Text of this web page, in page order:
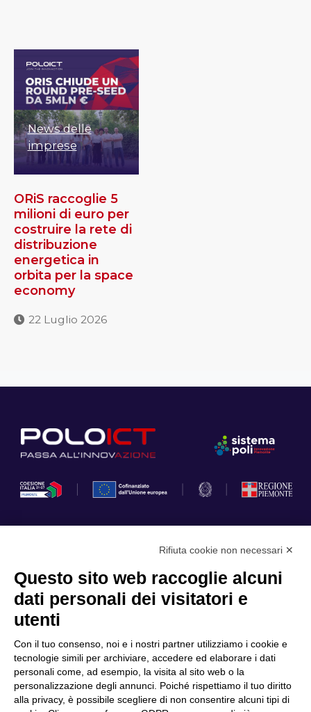
News delle
imprese
ORiS raccoglie 5
milioni di euro per
costruire la rete di
distribuzione
energetica in
orbita per la space
economy
22 Luglio 2026
Cookie Policy
Scopri il Polo
Partner
Finanziamenti e bandi
Internazionalizzazione
News & Eventi
Privacy
Rifiuta cookie non necessari ✕
Questo sito web raccoglie alcuni
dati personali dei visitatori e
utenti
Con il tuo consenso, noi e i nostri partner utilizziamo i cookie e
tecnologie simili per archiviare, accedere ed elaborare i dati
personali come, ad esempio, la visita al sito web o la
personalizzazione degli annunci. Poiché rispettiamo il tuo diritto
alla privacy, è possibile scegliere di non consentire alcuni tipi di